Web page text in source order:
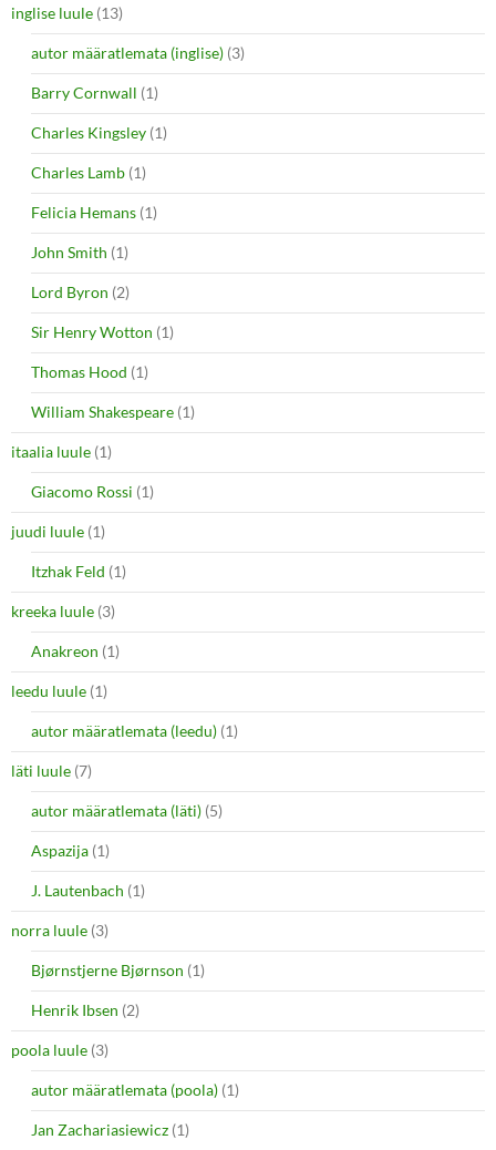
inglise luule (13)
autor määratlemata (inglise) (3)
Barry Cornwall (1)
Charles Kingsley (1)
Charles Lamb (1)
Felicia Hemans (1)
John Smith (1)
Lord Byron (2)
Sir Henry Wotton (1)
Thomas Hood (1)
William Shakespeare (1)
itaalia luule (1)
Giacomo Rossi (1)
juudi luule (1)
Itzhak Feld (1)
kreeka luule (3)
Anakreon (1)
leedu luule (1)
autor määratlemata (leedu) (1)
läti luule (7)
autor määratlemata (läti) (5)
Aspazija (1)
J. Lautenbach (1)
norra luule (3)
Bjørnstjerne Bjørnson (1)
Henrik Ibsen (2)
poola luule (3)
autor määratlemata (poola) (1)
Jan Zachariasiewicz (1)